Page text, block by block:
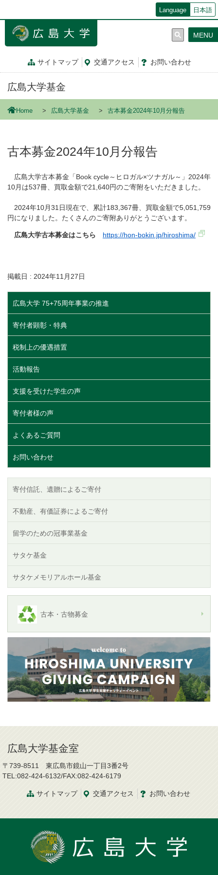
ン
Language 日本語
サイトマップ 交通アクセス お問い合わせ
MENU
広島大学基金
Home 広島大学基金 古本募金2024年10月分報告
古本募金2024年10月分報告
広島大学古本募金「Book cycle～ヒロガル×ツナガル～」2024年
10月は537冊、買取金額で21,640円のご寄附をいただきました。
2024年10月31日現在で、累計183,367冊、買取金額で5,051,759
円になりました。たくさんのご寄附ありがとうございます。
広島大学古本募金はこちら https://hon-bokin.jp/hiroshima/
掲載日 : 2024年11月27日
広島大学 75+75周年事業の推進
寄付者顕彰・特典
税制上の優遇措置
活動報告
支援を受けた学生の声
寄付者様の声
よくあるご質問
お問い合わせ
寄付信託、遺贈によるご寄付
不動産、有価証券によるご寄付
留学のための冠事業基金
サタケ基金
サタケメモリアルホール基金
古本・古物募金
広島大学基金室
〒739-8511 東広島市鏡山一丁目3番2号
TEL:082-424-6132/FAX:082-424-6179
サイトマップ 交通アクセス お問い合わせ